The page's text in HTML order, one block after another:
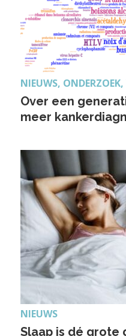
NIEUWS,
Over een
meer
NIEUWS
Slaap is dé grote